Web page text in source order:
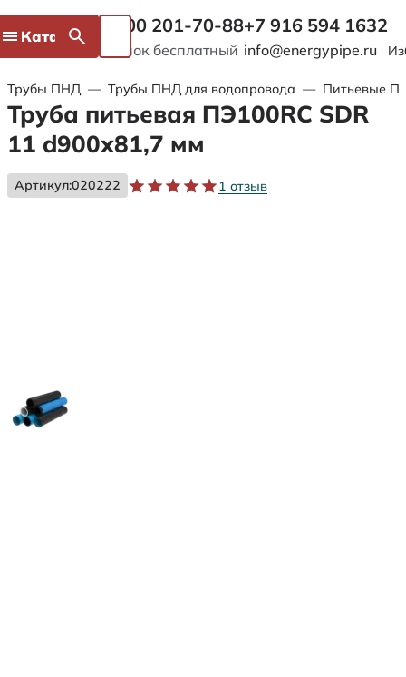
Каталог 8 800 201-70-88
Звонок бесплатный
+7 916 594 1632
info@energypipe.ru
Трубы ПНД — Трубы ПНД для водопровода — Питьевые
Труба питьевая ПЭ100RC SDR
11 d900х81,7 мм
Артикул:020222 1 отзыв